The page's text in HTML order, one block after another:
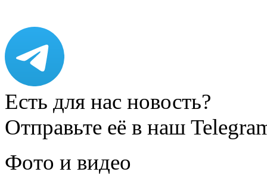
Есть для нас новость?
Отправьте её в наш
Фото и видео